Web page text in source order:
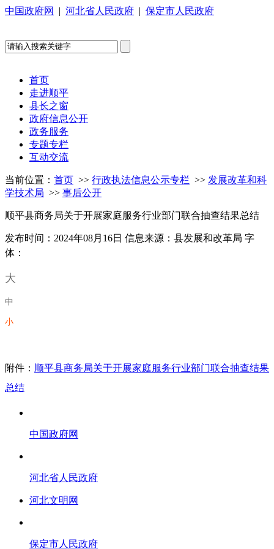
中国政府网 | 河北省人民政府 | 保定市人民政府
首页
走进顺平
县长之窗
政府信息公开
政务服务
专题专栏
互动交流
当前位置： 首页 >> 行政执法信息公示专栏 >> 发展改革和科
学技术局 >> 事后公开
顺平县商务局关于开展家庭服务行业部门联合抽查结果总结
发布时间：2024年08月16日 信息来源：县发展和改革局 字
体：
大
中
小
附件： 顺平县商务局关于开展家庭服务行业部门联合抽查结果
总结
中国政府网
河北省人民政府
河北文明网
保定市人民政府